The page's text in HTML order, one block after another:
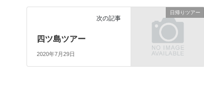
日帰りツアー
次の記事
四ツ島ツアー
2020年7月29日